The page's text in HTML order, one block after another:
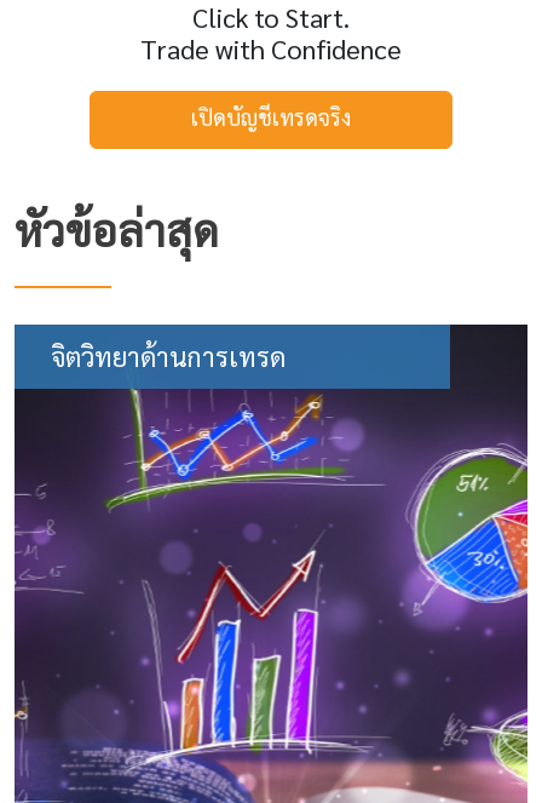
Click to Start.
Trade with Confidence
เปิดบัญชีเทรดจริง
หัวข้อล่าสุด
จิตวิทยาด้านการเทรด